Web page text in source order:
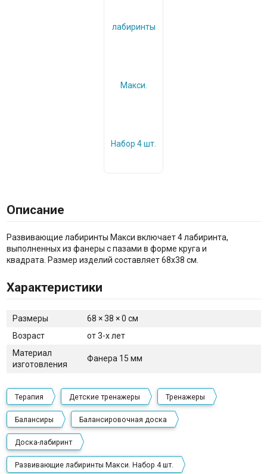
Описание
Развивающие лабиринты Макси включает 4 лабиринта,
выполненных из фанеры с пазами в форме круга и
квадрата. Размер изделий составляет 68x38 см.
Характеристики
Размеры
68 × 38 × 0 см
Возраст
от 3-х лет
Материал
изготовления
Фанера 15 мм
Терапия Детские тренажеры Тренажеры
Балансиры Балансировочная доска
Доска-лабиринт
Развивающие лабиринты Макси. Набор 4 шт.